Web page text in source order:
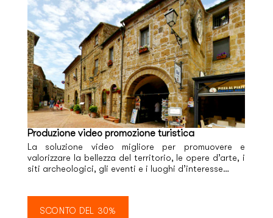
Produzione video promozione turistica
La soluzione video migliore per promuovere e
valorizzare la bellezza del territorio, le opere d’arte, i
siti archeologici, gli eventi e i luoghi d’interesse…
SCONTO DEL 30%